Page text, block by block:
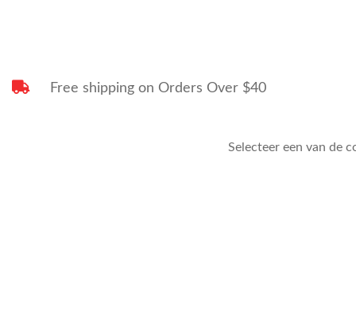
Free shipping on Orders Over $40
Selecteer een van de